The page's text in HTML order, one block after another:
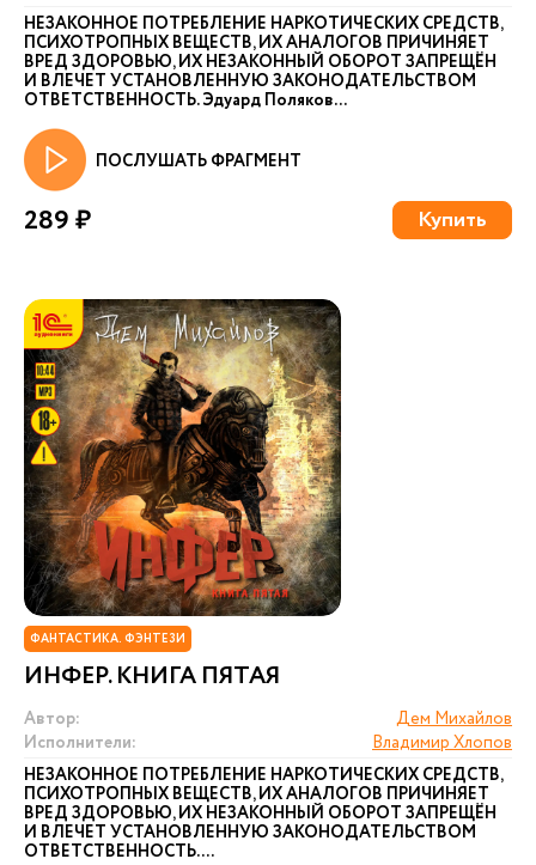
НЕЗАКОННОЕ ПОТРЕБЛЕНИЕ НАРКОТИЧЕСКИХ СРЕДСТВ,
ПСИХОТРОПНЫХ ВЕЩЕСТВ, ИХ АНАЛОГОВ ПРИЧИНЯЕТ
ВРЕД ЗДОРОВЬЮ, ИХ НЕЗАКОННЫЙ ОБОРОТ ЗАПРЕЩЁН
И ВЛЕЧЕТ УСТАНОВЛЕННУЮ ЗАКОНОДАТЕЛЬСТВОМ
ОТВЕТСТВЕННОСТЬ. Эдуард Поляков...
ПОСЛУШАТЬ ФРАГМЕНТ
289 ₽ Купить
ФАНТАСТИКА. ФЭНТЕЗИ
ИНФЕР. КНИГА ПЯТАЯ
Автор:
Дем Михайлов
Исполнители:
Владимир Хлопов
НЕЗАКОННОЕ ПОТРЕБЛЕНИЕ НАРКОТИЧЕСКИХ СРЕДСТВ,
ПСИХОТРОПНЫХ ВЕЩЕСТВ, ИХ АНАЛОГОВ ПРИЧИНЯЕТ
ВРЕД ЗДОРОВЬЮ, ИХ НЕЗАКОННЫЙ ОБОРОТ ЗАПРЕЩЁН
И ВЛЕЧЕТ УСТАНОВЛЕННУЮ ЗАКОНОДАТЕЛЬСТВОМ
ОТВЕТСТВЕННОСТЬ. ...